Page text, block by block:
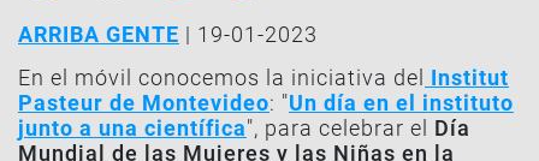
ARRIBA GENTE | 19-01-2023
En el móvil conocemos la iniciativa del Institut
Pasteur de Montevideo: "Un día en el instituto
junto a una científica", para celebrar el Día
Mundial de las Mujeres y las Niñas en la